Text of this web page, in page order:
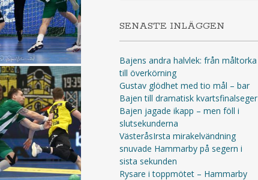
SENASTE INLÄGGEN
Bajens andra halvlek: från måltorka
till överkörning
Gustav glödhet med tio mål – bar
Bajen till dramatisk kvartsfinalseger
Bajen jagade ikapp – men föll i
slutsekunderna
VästeråsIrsta mirakelvändning
snuvade Hammarby på segern i
sista sekunden
Rysare i toppmötet – Hammarby